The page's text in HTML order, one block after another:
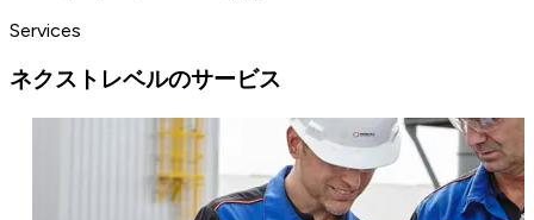
Services
ネクストレベルのサービス